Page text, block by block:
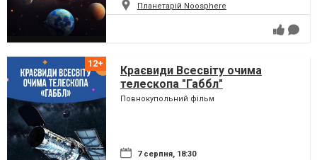
Планетарій Noosphere
Краєвиди Всесвіту очима
телескопа "Габбл"
Повнокупольний фільм
7 серпня, 18:30